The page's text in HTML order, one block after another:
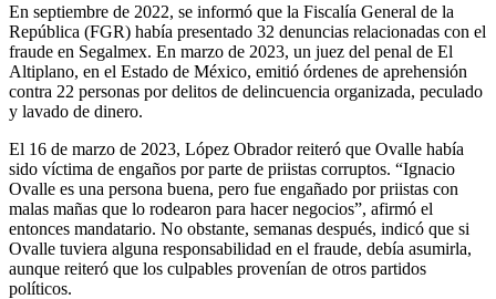
En septiembre de 2022, se informó que la Fiscalía General de la
República (FGR) había presentado 32 denuncias relacionadas con el
fraude en Segalmex. En marzo de 2023, un juez del penal de El
Altiplano, en el Estado de México, emitió órdenes de aprehensión
contra 22 personas por delitos de delincuencia organizada, peculado
y lavado de dinero.
El 16 de marzo de 2023, López Obrador reiteró que Ovalle había
sido víctima de engaños por parte de priistas corruptos. “Ignacio
Ovalle es una persona buena, pero fue engañado por priistas con
malas mañas que lo rodearon para hacer negocios”, afirmó el
entonces mandatario. No obstante, semanas después, indicó que si
Ovalle tuviera alguna responsabilidad en el fraude, debía asumirla,
aunque reiteró que los culpables provenían de otros partidos
políticos.